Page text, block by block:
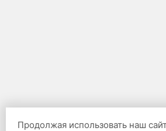
Продолжая использовать наш